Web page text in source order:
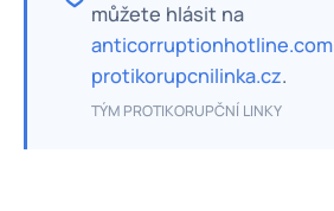
můžete hlásit na
anticorruptionhotline.com
protikorupcnilinka.cz.
TÝM PROTIKORUPČNÍ LINKY